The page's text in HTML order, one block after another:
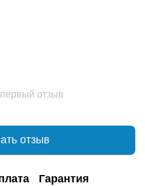
отзыв
отзыв
Гарантия